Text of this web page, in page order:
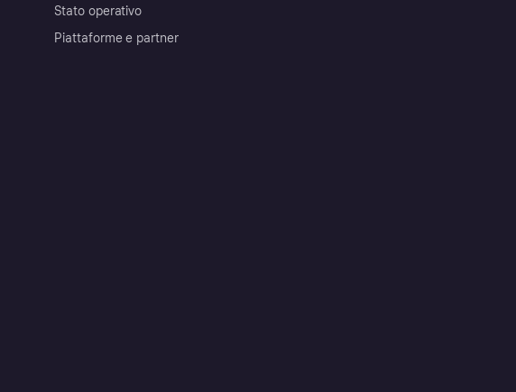
Stato operativo
Piattaforme e partner